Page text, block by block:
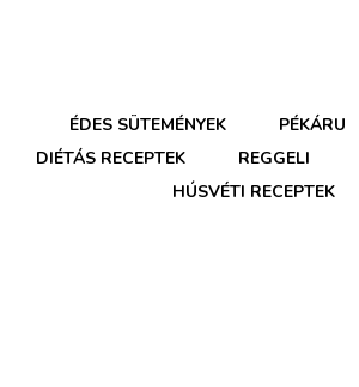
ÉDES SÜTEMÉNYEK PÉKÁRU
DIÉTÁS RECEPTEK
REGGELI
HÚSVÉTI RECEPTEK